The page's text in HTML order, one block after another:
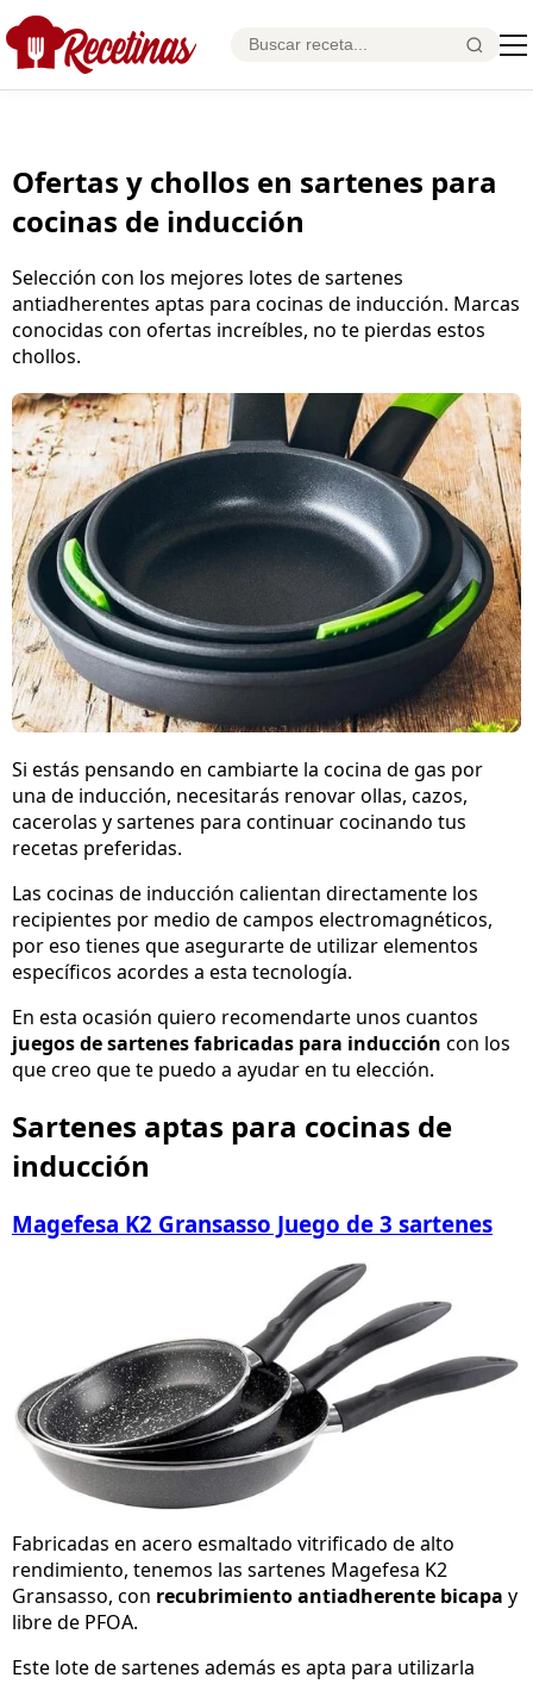
Ofertas y chollos en sartenes para
cocinas de inducción
Selección con los mejores lotes de sartenes
antiadherentes aptas para cocinas de inducción. Marcas
conocidas con ofertas increíbles, no te pierdas estos
chollos.
Si estás pensando en cambiarte la cocina de gas por
una de inducción, necesitarás renovar ollas, cazos,
cacerolas y sartenes para continuar cocinando tus
recetas preferidas.
Las cocinas de inducción calientan directamente los
recipientes por medio de campos electromagnéticos,
por eso tienes que asegurarte de utilizar elementos
específicos acordes a esta tecnología.
En esta ocasión quiero recomendarte unos cuantos
juegos de sartenes fabricadas para inducción con los
que creo que te puedo a ayudar en tu elección.
Sartenes aptas para cocinas de
inducción
Magefesa K2 Gransasso Juego de 3 sartenes
Fabricadas en acero esmaltado vitrificado de alto
rendimiento, tenemos las sartenes Magefesa K2
Gransasso, con recubrimiento antiadherente bicapa y
libre de PFOA.
Este lote de sartenes además es apta para utilizarla